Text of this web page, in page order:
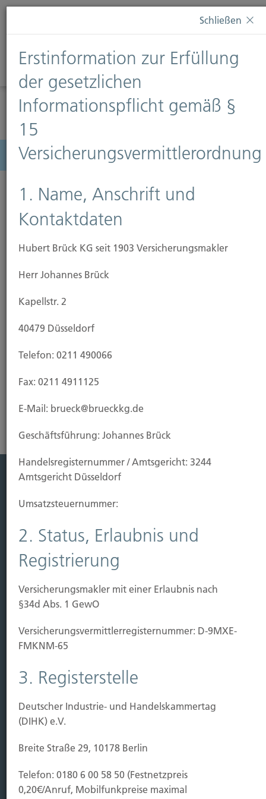
Diese Webseite verwendet Cookies. Wenn Sie weiterhin
Informationen finden Sie auf unserer SeiteDatenschutz
Diese Nachricht nicht erneut anzeigen
Menü
Feuer-Rohbau-Versicherung
den Fall, dass Ihr Eigenheim vor Fertigstellung durch
zerstört wird. Da eine Wohngebäudeversicherung
einschließt, empfiehlt es sich, sie bereits bei
Baubeginn abzuschließen.
Risikoanalyse Wohngebäudeversicherung
Vorsorgen
Sichern
Immobilien Vers.
Kauf Grundstück
Baubeginn
Baufertigstellung/Hauskauf
Einzug/Vermietung
Kontakt
Hubert Brück KG| Inhaber: Dipl. Ökonom Johannes
Brück | Kapellstraße 2 | 40479 Düsseldorf
brueck@brueckkg.de
Kontaktformular
Schließen
Erstinformation zur Erfüllung
der gesetzlichen
Informationspflicht gemäß §
15
Versicherungsvermittlerordnung
1. Name, Anschrift und
Kontaktdaten
Hubert Brück KG seit 1903 Versicherungsmakler
Herr Johannes Brück
Kapellstr. 2
40479 Düsseldorf
Telefon: 0211 490066
Fax: 0211 4911125
E-Mail: brueck@brueckkg.de
Geschäftsführung: Johannes Brück
Handels­registernummer / Amtsgericht: 3244
Amtsgericht Düsseldorf
Umsatzsteuer­nummer:
2. Status, Erlaubnis und
Registrierung
Versicherungsmakler mit einer Erlaubnis nach
§34d Abs. 1 GewO
Versicherungs­vermittler­registernummer: D-9MXE-
FMKNM-65
3. Registerstelle
Deutscher Industrie- und Handelskammertag
(DIHK) e.V.
Breite Straße 29, 10178 Berlin
Telefon: 0180 6 00 58 50 (Festnetzpreis
0,20€/Anruf, Mobilfunkpreise maximal